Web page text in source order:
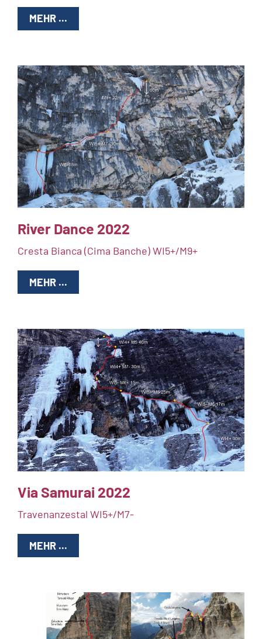
MEHR ...
River Dance 2022
Cresta Bianca (Cima Banche) WI5+/M9+
MEHR ...
Via Samurai 2022
Travenanzestal WI5+/M7-
MEHR ...